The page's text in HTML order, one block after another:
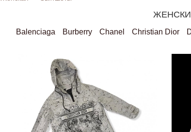
Balenciaga Burberry Chanel Christian Dior